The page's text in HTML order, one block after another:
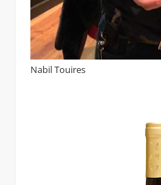
Nabil Touires